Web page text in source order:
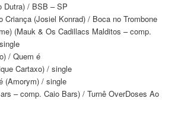
Dutra) / BSB – SP
Criança (Josiel Konrad) / Boca no Trombone
(Mauk & Os Cadillacs Malditos – comp.
/ Quem é
Cartaxo) / single
(Amorym) / single
– comp. Caio Bars) / Turnê OverDoses Ao